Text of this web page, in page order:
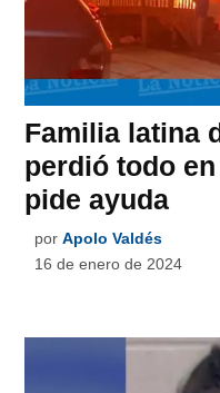
Familia latina
perdió todo
pide ayuda
por Apolo Valdés
16 de enero de 2024